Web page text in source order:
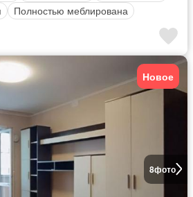
Полностью меблирована
8фото
Новое